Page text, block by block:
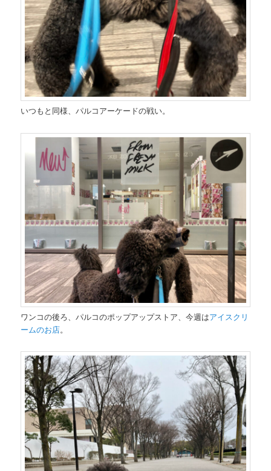
いつもと同様、パルコアーケードの戦い。
ワンコの後ろ、パルコのポップアップストア、今週はアイスクリ
ームのお店。